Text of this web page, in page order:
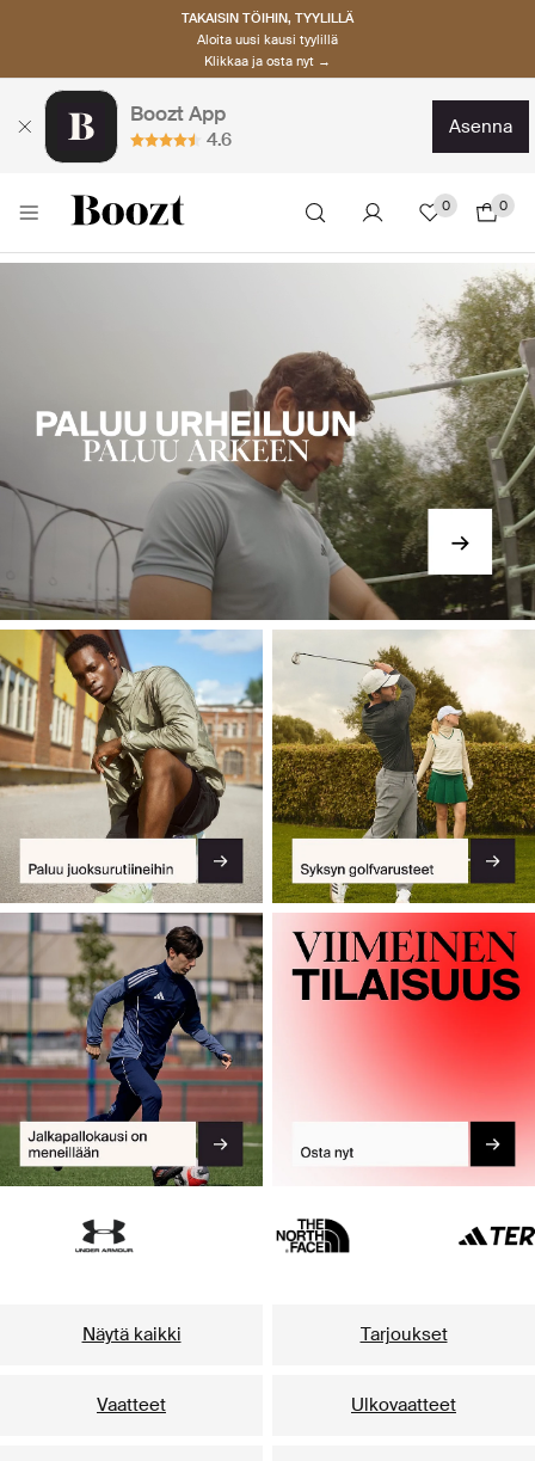
TAKAISIN TÖIHIN, TYYLILLÄ
Aloita uusi kausi tyylillä
Klikkaa ja osta nyt →
Boozt App
4.6
asenna
0 0
Näytä kaikki Tarjoukset
Vaatteet Ulkovaatteet